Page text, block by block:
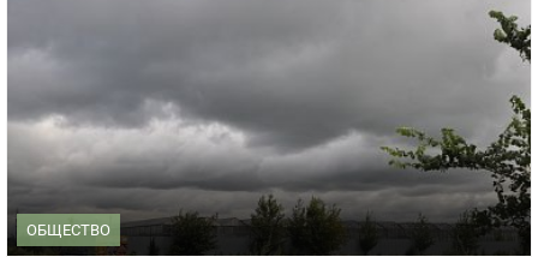
ОБЩЕСТВО